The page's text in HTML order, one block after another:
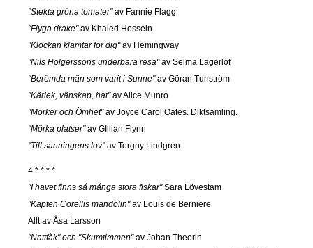
"Stekta gröna tomater"av Fannie Flagg
"Flyga drake"av Khaled Hossein
"Klockan klämtar för dig"av Hemingway
"Nils Holgerssons underbara resa"av Selma Lagerlöf
"Berömda män som varit i Sunne"av Göran Tunström
"Kärlek, vänskap, hat"av Alice Munro
"Mörker och Ömhet"av Joyce Carol Oates. Diktsamling.
"Mörka platser"av GIllian Flynn
"Till sanningens lov"av Torgny Lindgren
4 * * * *
"I havet finns så många stora fiskar"Sara Lövestam
"Kapten Corellis mandolin"av Louis de Berniere
Allt av Åsa Larsson
"Nattfåk" och "Skumtimmen"av Johan Theorin